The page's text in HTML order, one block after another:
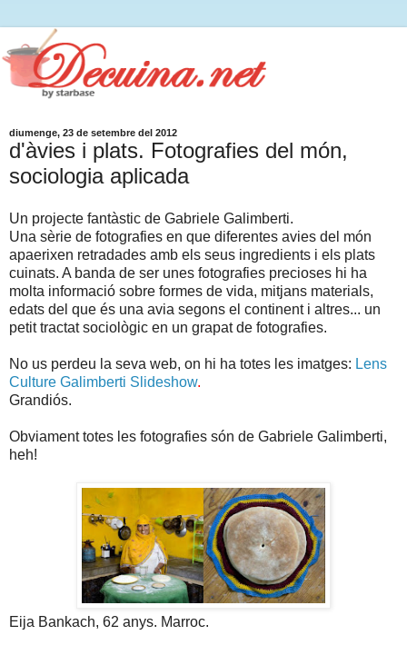
diumenge, 23 de setembre del 2012
d'àvies i plats. Fotografies del món,
sociologia aplicada
Un projecte fantàstic de Gabriele Galimberti.
Una sèrie de fotografies en que diferentes avies del món
apaerixen retradades amb els seus ingredients i els plats
cuinats. A banda de ser unes fotografies precioses hi ha
molta informació sobre formes de vida, mitjans materials,
edats del que és una avia segons el continent i altres... un
petit tractat sociològic en un grapat de fotografies.
No us perdeu la seva web, on hi ha totes les imatges: Lens
Culture Galimberti Slideshow.
Grandiós.
Obviament totes les fotografies són de Gabriele Galimberti,
heh!
Eija Bankach, 62 anys. Marroc.